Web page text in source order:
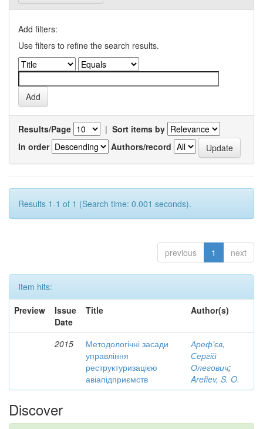
Add filters:
Use filters to refine the search results.
Results/Page | Sort items by
In order
Authors/record
Results 1-1 of 1 (Search time: 0.001 seconds).
previous 1 next
Item hits:
Preview
Issue
Date
Title Author(s)
2015
Методологічні засади
управління
реструктуризацією
авіапідприємств
Ареф'єв,
Сергій
Олегович;
Arefiev, S. O.
Discover